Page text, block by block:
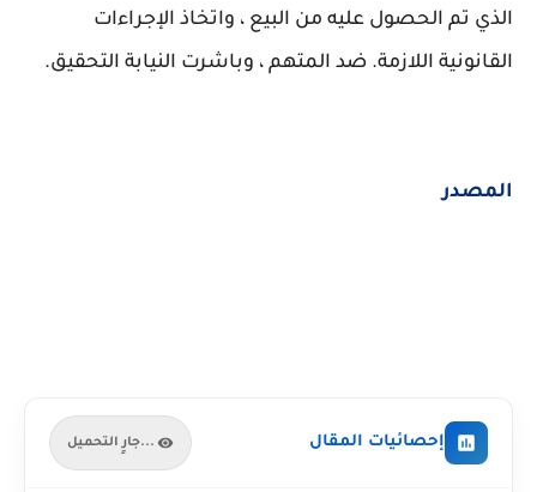
الذي تم الحصول عليه من البيع ، واتخاذ الإجراءات
القانونية اللازمة. ضد المتهم ، وباشرت النيابة التحقيق.
المصدر
إحصائيات المقال جارٍ التحميل...